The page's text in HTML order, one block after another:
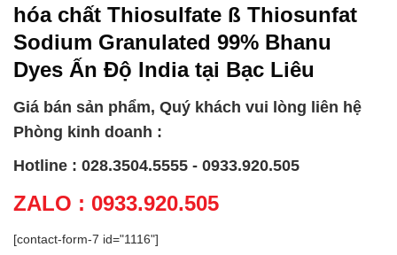
hóa chất Thiosulfate ß Thiosunfat
Sodium Granulated 99% Bhanu
Dyes Ấn Độ India tại Bạc Liêu
Giá bán sản phẩm, Quý khách vui lòng liên hệ
Phòng kinh doanh :
Hotline : 028.3504.5555 - 0933.920.505
ZALO : 0933.920.505
[contact-form-7 id="1116"]